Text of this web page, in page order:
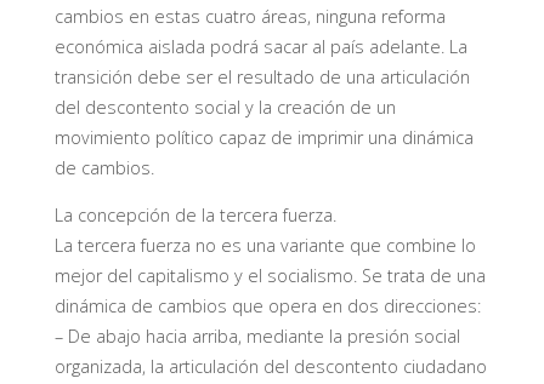
cambios en estas cuatro áreas, ninguna reforma
económica aislada podrá sacar al país adelante. La
transición debe ser el resultado de una articulación
del descontento social y la creación de un
movimiento político capaz de imprimir una dinámica
de cambios.
La concepción de la tercera fuerza.
La tercera fuerza no es una variante que combine lo
mejor del capitalismo y el socialismo. Se trata de una
dinámica de cambios que opera en dos direcciones:
– De abajo hacia arriba, mediante la presión social
organizada, la articulación del descontento ciudadano